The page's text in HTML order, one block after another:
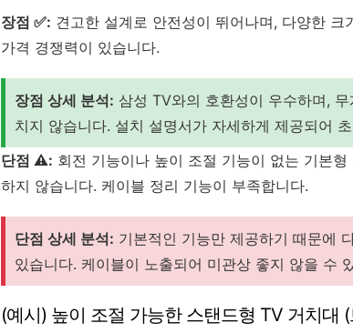
장점 ✅: 견고한 설계로 안전성이 뛰어나며, 다양한
가격 경쟁력이 있습니다.
장점 상세 분석: 삼성 TV와의 호환성이 우수하며,
치지 않습니다. 설치 설명서가 자세하게 제공되어
단점 ⚠️: 회전 기능이나 높이 조절 기능이 없는 기본
하지 않습니다. 케이블 정리 기능이 부족합니다.
단점 상세 분석: 기본적인 기능만 제공하기 때문에
있습니다. 케이블이 노출되어 미관상 좋지 않을 수
(예시) 높이 조절 가능한 스탠드형 TV 거치대